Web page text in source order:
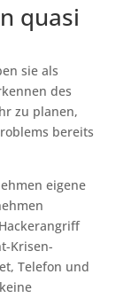
quasi
sie als
des
zu planen,
bereits
eigene
Krisen-
Telefon und